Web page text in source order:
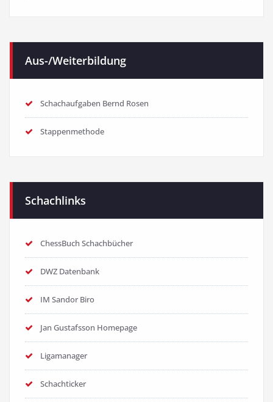
Aus-/Weiterbildung
Schachaufgaben Bernd Rosen
Stappenmethode
Schachlinks
ChessBuch Schachbücher
DWZ Datenbank
IM Sandor Biro
Jan Gustafsson Homepage
Ligamanager
Schachticker